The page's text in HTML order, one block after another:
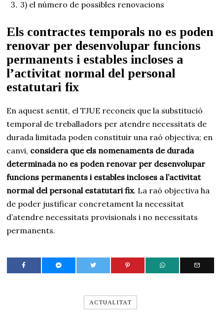
3) el número de possibles renovacions
Els contractes temporals no es poden
renovar per desenvolupar funcions
permanents i estables incloses a
l’activitat normal del personal
estatutari fix
En aquest sentit, el TJUE reconeix que la substitució
temporal de treballadors per atendre necessitats de
durada limitada poden constituir una raó objectiva; en
canvi, considera que els nomenaments de durada
determinada no es poden renovar per desenvolupar
funcions permanents i estables incloses a l’activitat
normal del personal estatutari fix. La raó objectiva ha
de poder justificar concretament la necessitat
d’atendre necessitats provisionals i no necessitats
permanents.
ACTUALITAT